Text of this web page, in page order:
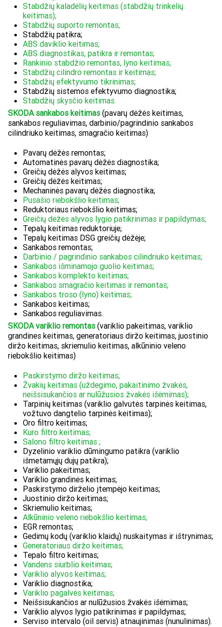
Stabdžių kaladėlių keitimas (stabdžių trinkelių
keitimas);
Stabdžių suporto remontas;
Stabdžių patikra;
ABS daviklio keitimas;
ABS diagnostikas, patikra ir remontas;
Rankinio stabdžio remontas, lyno keitimas;
Stabdžių cilindro remontas ir keitimas;
Stabdžių efektyvumo tikrinimas;
Stabdžių sistemos efektyvumo diagnostika;
Stabdžių skysčio keitimas.
SKODA sankabos keitimas(pavarų dėžės keitimas,
sankabos reguliavimas, darbinio/pagrindinio sankabos
cilindriuko keitimas, smagračio keitimas)
Pavarų dėžės remontas;
Automatinės pavarų dėžės diagnostika;
Greičių dėžės alyvos keitimas;
Greičių dėžės keitimas;
Mechaninės pavarų dėžės diagnostika;
Pusašio riebokšlio keitimas;
Reduktoriaus riebokšlio keitimas;
Greičių dėžės alyvos lygio patikrinimas ir papildymas;
Tepalų keitimas reduktoriuje;
Tepalų keitimas DSG greičių dėžėje;
Sankabos remontas;
Darbinio / pagrindinio sankabos cilindriuko keitimas;
Sankabos išminamojo guolio keitimas;
Sankabos komplekto keitimas;
Sankabos smagračio keitimas ir remontas;
Sankabos troso (lyno) keitimas;
Sankabos keitimas;
Sankabos reguliavimas.
SKODA variklio remontas(variklio pakeitimas, variklio
grandines keitimas, generatoriaus diržo keitimas, juostinio
diržo keitimas, skriemulio keitimas, alkūninio veleno
riebokšlio keitimas)
Paskirstymo diržo keitimas;
Žvakių keitimas (uždegimo, pakaitinimo žvakės,
neišsisukančios ar nulūžusios žvakės išėmimas);
Tarpinių keitimas (variklio galvutės tarpinės keitimas,
vožtuvo dangtelio tarpinės keitimas);
Oro filtro keitimas;
Kuro filtro keitimas;
Salono filtro keitimas ;
Dyzelinio variklio dūmingumo patikra (variklio
išmetamųjų dujų patikra);
Variklio pakeitimas;
Variklio grandinės keitimas;
Paskirstymo dirželio įtempėjo keitimas;
Juostinio diržo keitimas;
Skriemulio keitimas;
Alkūninio veleno riebokšlio keitimas;
EGR remontas;
Gedimų kodų (variklio klaidų) nuskaitymas ir ištrynimas;
Generatoriaus diržo keitimas;
Tepalo filtro keitimas;
Vandens siurblio keitimas;
Variklio alyvos keitimas;
Variklio diagnostika;
Variklio pagalvės keitimas;
Neišsisukančios ar nulūžusios žvakės išėmimas;
Variklio alyvos lygio patikrinimas ir papildymas;
Serviso intervalo (oil servis) atnaujinimas (nunulinimas).